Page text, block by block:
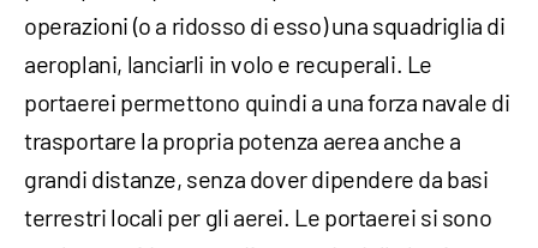
operazioni (o a ridosso di esso) una squadriglia di
aeroplani, lanciarli in volo e recuperali. Le
portaerei permettono quindi a una forza navale di
trasportare la propria potenza aerea anche a
grandi distanze, senza dover dipendere da basi
terrestri locali per gli aerei. Le portaerei si sono